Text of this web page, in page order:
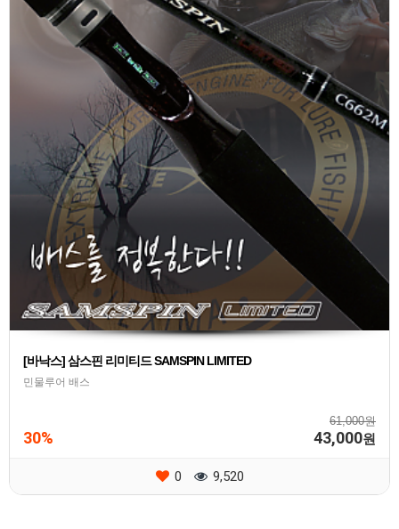
[바낙스] 삼스핀 리미티드 SAMSPIN LIMITED
민물루어 배스
61,000원
30% 43,000원
0 9,520